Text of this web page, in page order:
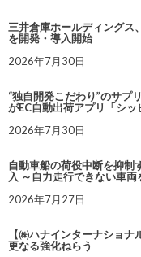
三井倉庫ホールディングス
を開発・導入開始
2026年7月30日
“独自開発こだわり”のサプ
がEC自動出荷アプリ「シッ
2026年7月30日
自動車船の荷役中断を抑制
入 ～自力走行できない車
2026年7月27日
【㈱ハナインターナショ
更なる強化ねらう